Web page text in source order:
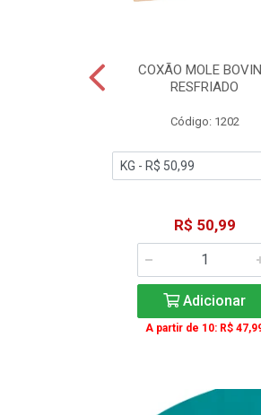
COXÃO MOLE
RESFRIADO
Código: 1202
R$ 50,99
Adicionar
A partir de 10: R$